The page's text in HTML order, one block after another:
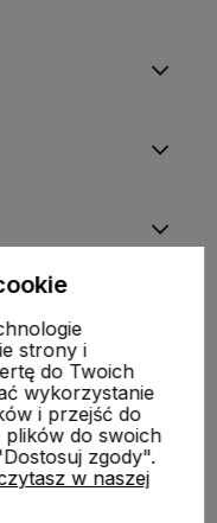
strony i
do Twoich
wykorzystanie
i przejść do
do swoich
zgody".
w naszej